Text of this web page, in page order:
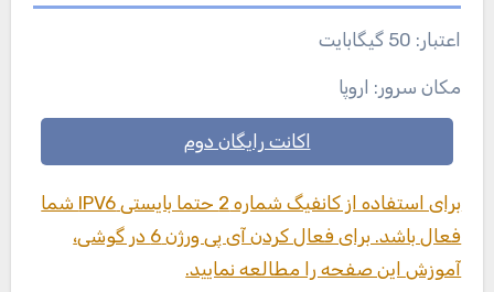
اعتبار: 50 گیگابایت
مکان سرور: اروپا
اکانت رایگان دوم
برای استفاده از کانفیگ شماره 2 حتما بایستی IPV6 شما
فعال باشد. برای فعال کردن آی پی ورژن 6 در گوشی،
آموزش این صفحه را مطالعه نمایید.